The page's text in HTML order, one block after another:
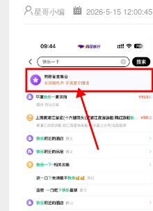
星哥小编 2026-5-15 12:00:45